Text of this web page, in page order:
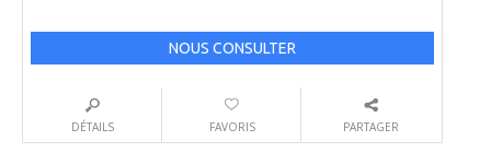
NOUS CONSULTER
DÉTAILS FAVORIS PARTAGER